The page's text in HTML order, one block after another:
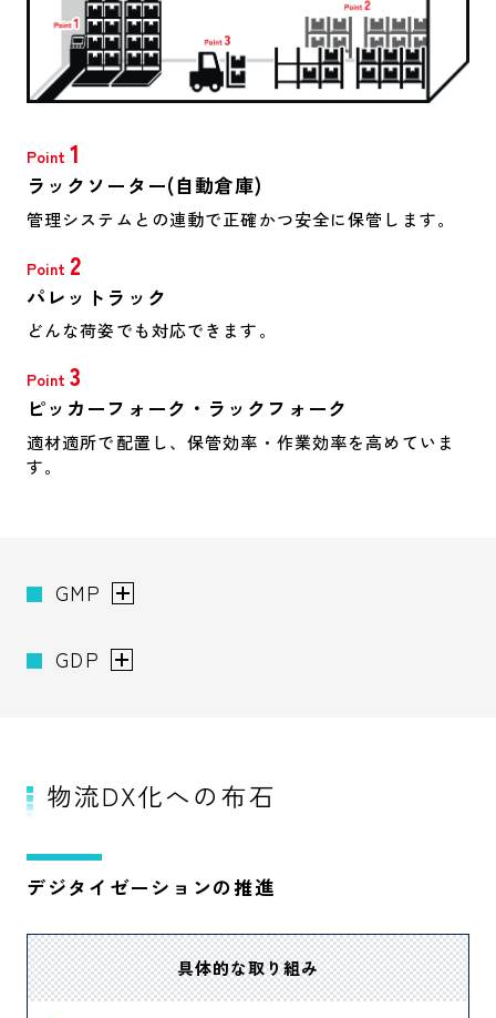
Point 1
ラックソーター(自動倉庫)
管理システムとの連動で正確かつ安全に保管します。
Point 2
パレットラック
どんな荷姿でも対応できます。
Point 3
ピッカーフォーク・ラックフォーク
適材適所で配置し、保管効率・作業効率を高めていま
す。
GMP
GDP
物流DX化への布石
デジタイゼーションの推進
具体的な取り組み